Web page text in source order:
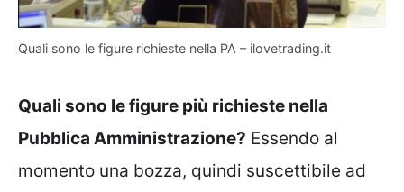
Quali sono le figure richieste nella PA – ilovetrading.it
Quali sono le figure più richieste nella
Pubblica Amministrazione? Essendo al
momento una bozza, quindi suscettibile ad